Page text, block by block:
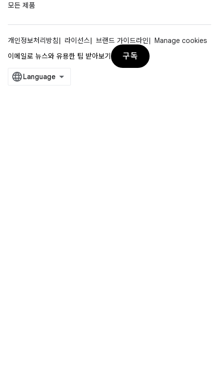
모든 제품
개인정보처리방침 라이선스 브랜드 가이드라인
Manage cookies
이메일로 뉴스와 유용한 팁 받아보기
구독